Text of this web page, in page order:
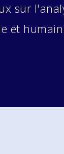
sur
et humain.